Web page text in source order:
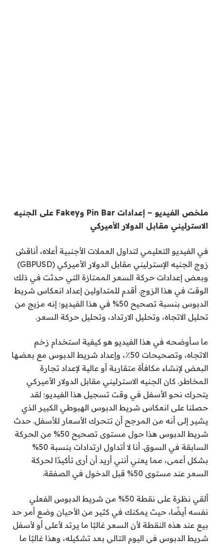
ملخص الفيديو – إعدادات Pin Bar وFakey على الجنيه
الاسترليني مقابل الدولار الأميركي
في الفيديو التعليمي لتداول العملات الأجنبية أعلاه، أناقش
زوج الجنيه الإسترليني مقابل الدولار الأميركي (GBPUSD)
وبعض إعدادات حركة السعر الممتازة التي حدثت في ذلك
الوقت في هذا الزوج. أقدم للمتداولين إعداد انعكاس شريط
الدبوس بنسبة تصحيح 50% في هذا الفيديو؛ إنه مزيج من
تحليل الاتجاه، وتحليل الارتداد، وتحليل حركة السعر.
ما سأوضحه في هذا الفيديو هو كيفية استخدام زخم
الاتجاه، وتصحيحات 50٪، وإعداد شريط الدبوس مع بعضها
البعض لإنشاء مكافأة متقاربة أو عالية لإعداد تجارة
المخاطر. كان الجنيه الاسترليني مقابل الدولار الأميركي
يتحرك نحو الأسفل في وقت تسجيل هذا الفيديو؛ لقد
حصلنا على انعكاس شريط الدبوس الهبوطي الكبير الذي
يشير إلى أنه من المرجح أن تتحرك الأسعار للأسفل. حدث
شريط الدبوس هذا حول مستوى تصحيح 50% من الحركة
السابقة في السوق. أنا لا أتداول ارتدادات بنسبة 50%
بشكل أعمى، مما يعني أنني أريد أن أرى تأكيدًا لحركة
السعر عند مستوى 50% قبل الدخول في الصفقة.
ألقي نظرة على نقطة 50% من شريط الدبوس الفعلي
نفسه أيضًا، حيث يمكنك في كثير من الأحيان وضع أمر حد
بيع عند هذه النقطة لأن السعر غالبًا ما يرتد لأعلى أو لأسفل
شريط الدبوس في اليوم التالي بعد تشكيله، وهذا غالبًا ما